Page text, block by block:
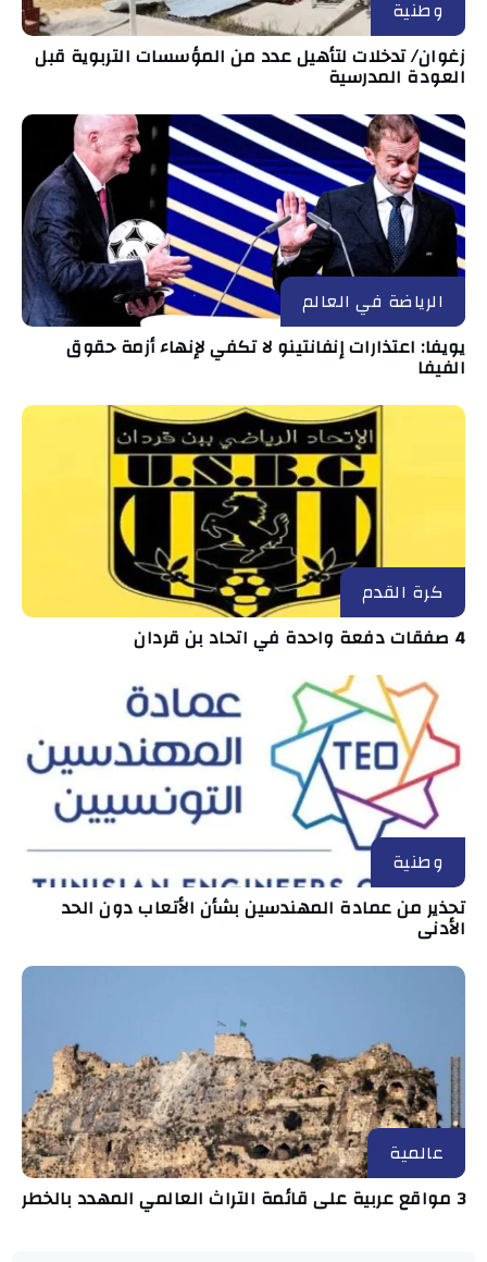
وطنية
زغوان/ تدخلات لتأهيل عدد من المؤسسات التربوية قبل
العودة المدرسية
الرياضة في العالم
يويفا: اعتذارات إنفانتينو لا تكفي لإنهاء أزمة حقوق
الفيفا
كرة القدم
4 صفقات دفعة واحدة في اتحاد بن قردان
وطنية
تحذير من عمادة المهندسين بشأن الأتعاب دون الحد
الأدنى
عالمية
3 مواقع عربية على قائمة التراث العالمي المهدد بالخطر